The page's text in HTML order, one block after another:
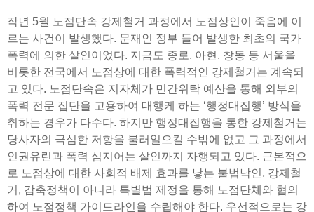
작년 5월 노점단속 강제철거 과정에서 노점상인이 죽음에 이
르는 사건이 발생했다. 문재인 정부 들어 발생한 최초의 국가
폭력에 의한 살인이었다. 지금도 종로, 아현, 창동 등 서울을
비롯한 전국에서 노점상에 대한 폭력적인 강제철거는 계속되
고 있다. 노점단속은 지자체가 민간위탁 예산을 통해 외부의
폭력 전문 집단을 고용하여 대행케 하는 ‘행정대집행’ 방식을
취하는 경우가 다수다. 하지만 행정대집행을 통한 강제철거는
당사자의 극심한 저항을 불러일으킬 수밖에 없고 그 과정에서
인권유린과 폭력 심지어는 살인까지 자행되고 있다. 근본적으
로 노점상에 대한 사회적 배제 효과를 낳는 불법낙인, 강제철
거, 감축정책이 아니라 특별법 제정을 통해 노점단체와 협의
하여 노점정책 가이드라인을 수립해야 한다. 우선적으로는 강